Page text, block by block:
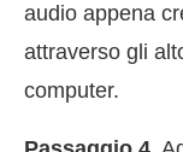
audio appena
attraverso gli
computer.